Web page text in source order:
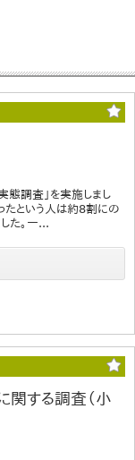
態調査」を実施しまし
たという人は約8割にの
た。一...
関する調査（小